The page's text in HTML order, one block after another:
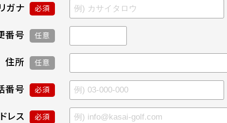
ガナ 必須
番号 任意
住所 任意
番号 必須
レス 必須